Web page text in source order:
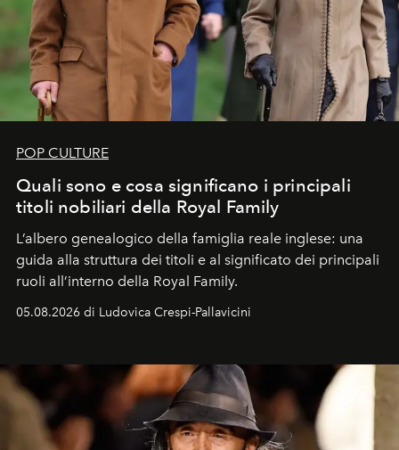
POP CULTURE
Quali sono e cosa significano i principali
titoli nobiliari della Royal Family
L’albero genealogico della famiglia reale inglese: una
guida alla struttura dei titoli e al significato dei principali
ruoli all’interno della Royal Family.
05.08.2026 di Ludovica Crespi-Pallavicini